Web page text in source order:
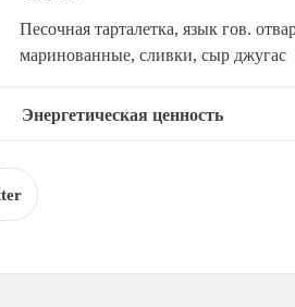
Песочная тарталетка, язык гов.
маринованные, сливки, сыр джугас
Энергетическая ценность